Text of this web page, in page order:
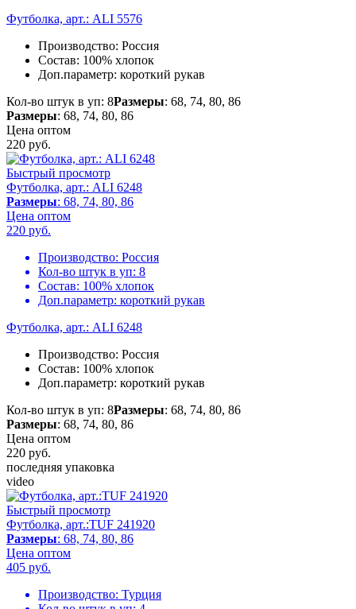
Футболка, арт.: ALI 5576
Производство: Россия
Состав: 100% хлопок
Доп.параметр: короткий рукав
Кол-во штук в уп: 8Размеры: 68, 74, 80, 86
Размеры: 68, 74, 80, 86
Цена оптом
220 руб.
Быстрый просмотр
Футболка, арт.: ALI 6248
Размеры: 68, 74, 80, 86
Цена оптом
220 руб.
Производство: Россия
Кол-во штук в уп: 8
Состав: 100% хлопок
Доп.параметр: короткий рукав
Футболка, арт.: ALI 6248
Производство: Россия
Состав: 100% хлопок
Доп.параметр: короткий рукав
Кол-во штук в уп: 8Размеры: 68, 74, 80, 86
Размеры: 68, 74, 80, 86
Цена оптом
220 руб.
последняя упаковка
video
Быстрый просмотр
Футболка, арт.:TUF 241920
Размеры: 68, 74, 80, 86
Цена оптом
405 руб.
Производство: Турция